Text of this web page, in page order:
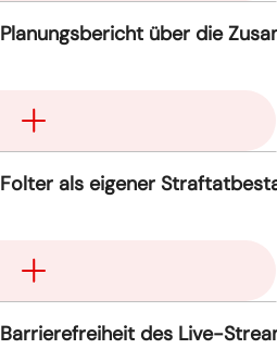
Planungsbericht über die
Folter als eigener
Barrierefreiheit des Live-